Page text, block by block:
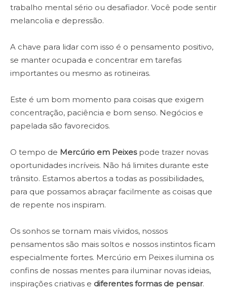
trabalho mental sério ou desafiador. Você pode sentir
melancolia e depressão.
A chave para lidar com isso é o pensamento positivo,
se manter ocupada e concentrar em tarefas
importantes ou mesmo as rotineiras.
Este é um bom momento para coisas que exigem
concentração, paciência e bom senso. Negócios e
papelada são favorecidos.
O tempo de Mercúrio em Peixespode trazer novas
oportunidades incríveis. Não há limites durante este
trânsito. Estamos abertos a todas as possibilidades,
para que possamos abraçar facilmente as coisas que
de repente nos inspiram.
Os sonhos se tornam mais vívidos, nossos
pensamentos são mais soltos e nossos instintos ficam
especialmente fortes. Mercúrio em Peixes ilumina os
confins de nossas mentes para iluminar novas ideias,
inspirações criativas e diferentes formas de pensar.